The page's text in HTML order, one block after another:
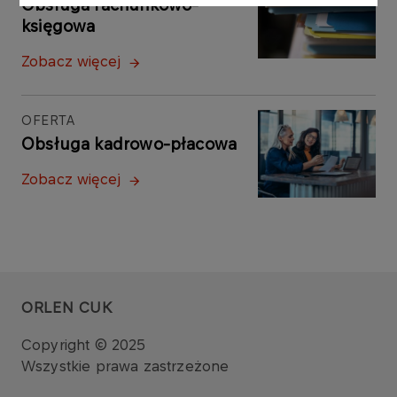
Obsługa rachunkowo-
księgowa
Zobacz więcej
OFERTA
Obsługa kadrowo-płacowa
Zobacz więcej
ORLEN CUK
Copyright © 2025
Wszystkie prawa zastrzeżone